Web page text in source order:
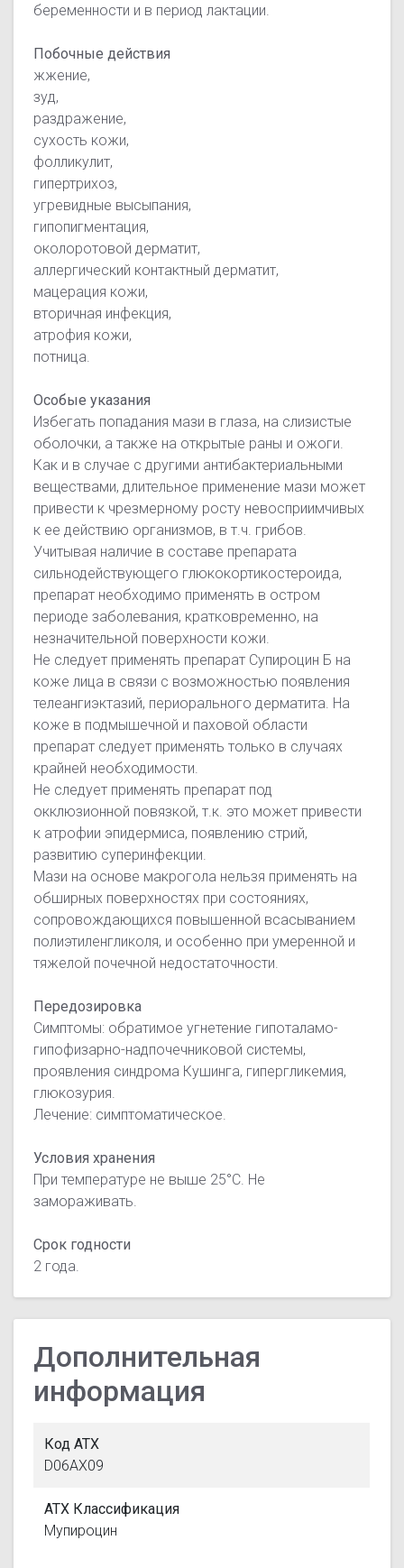
беременности и в период лактации.
Побочные действия
жжение,
зуд,
раздражение,
сухость кожи,
фолликулит,
гипертрихоз,
угревидные высыпания,
гипопигментация,
околоротовой дерматит,
аллергический контактный дерматит,
мацерация кожи,
вторичная инфекция,
атрофия кожи,
потница.
Особые указания
Избегать попадания мази в глаза, на слизистые
оболочки, а также на открытые раны и ожоги.
Как и в случае с другими антибактериальными
веществами, длительное применение мази может
привести к чрезмерному росту невосприимчивых
к ее действию организмов, в т.ч. грибов.
Учитывая наличие в составе препарата
сильнодействующего глюкокортикостероида,
препарат необходимо применять в остром
периоде заболевания, кратковременно, на
незначительной поверхности кожи.
Не следует применять препарат Супироцин Б на
коже лица в связи с возможностью появления
телеангиэктазий, периорального дерматита. На
коже в подмышечной и паховой области
препарат следует применять только в случаях
крайней необходимости.
Не следует применять препарат под
окклюзионной повязкой, т.к. это может привести
к атрофии эпидермиса, появлению стрий,
развитию суперинфекции.
Мази на основе макрогола нельзя применять на
обширных поверхностях при состояниях,
сопровождающихся повышенной всасыванием
полиэтиленгликоля, и особенно при умеренной и
тяжелой почечной недостаточности.
Передозировка
Симптомы: обратимое угнетение гипоталамо-
гипофизарно-надпочечниковой системы,
проявления синдрома Кушинга, гипергликемия,
глюкозурия.
Лечение: симптоматическое.
Условия хранения
При температуре не выше 25°С. Не
замораживать.
Срок годности
2 года.
Дополнительная
информация
Код АТХ
D06AX09
АТХ Классификация
Мупироцин